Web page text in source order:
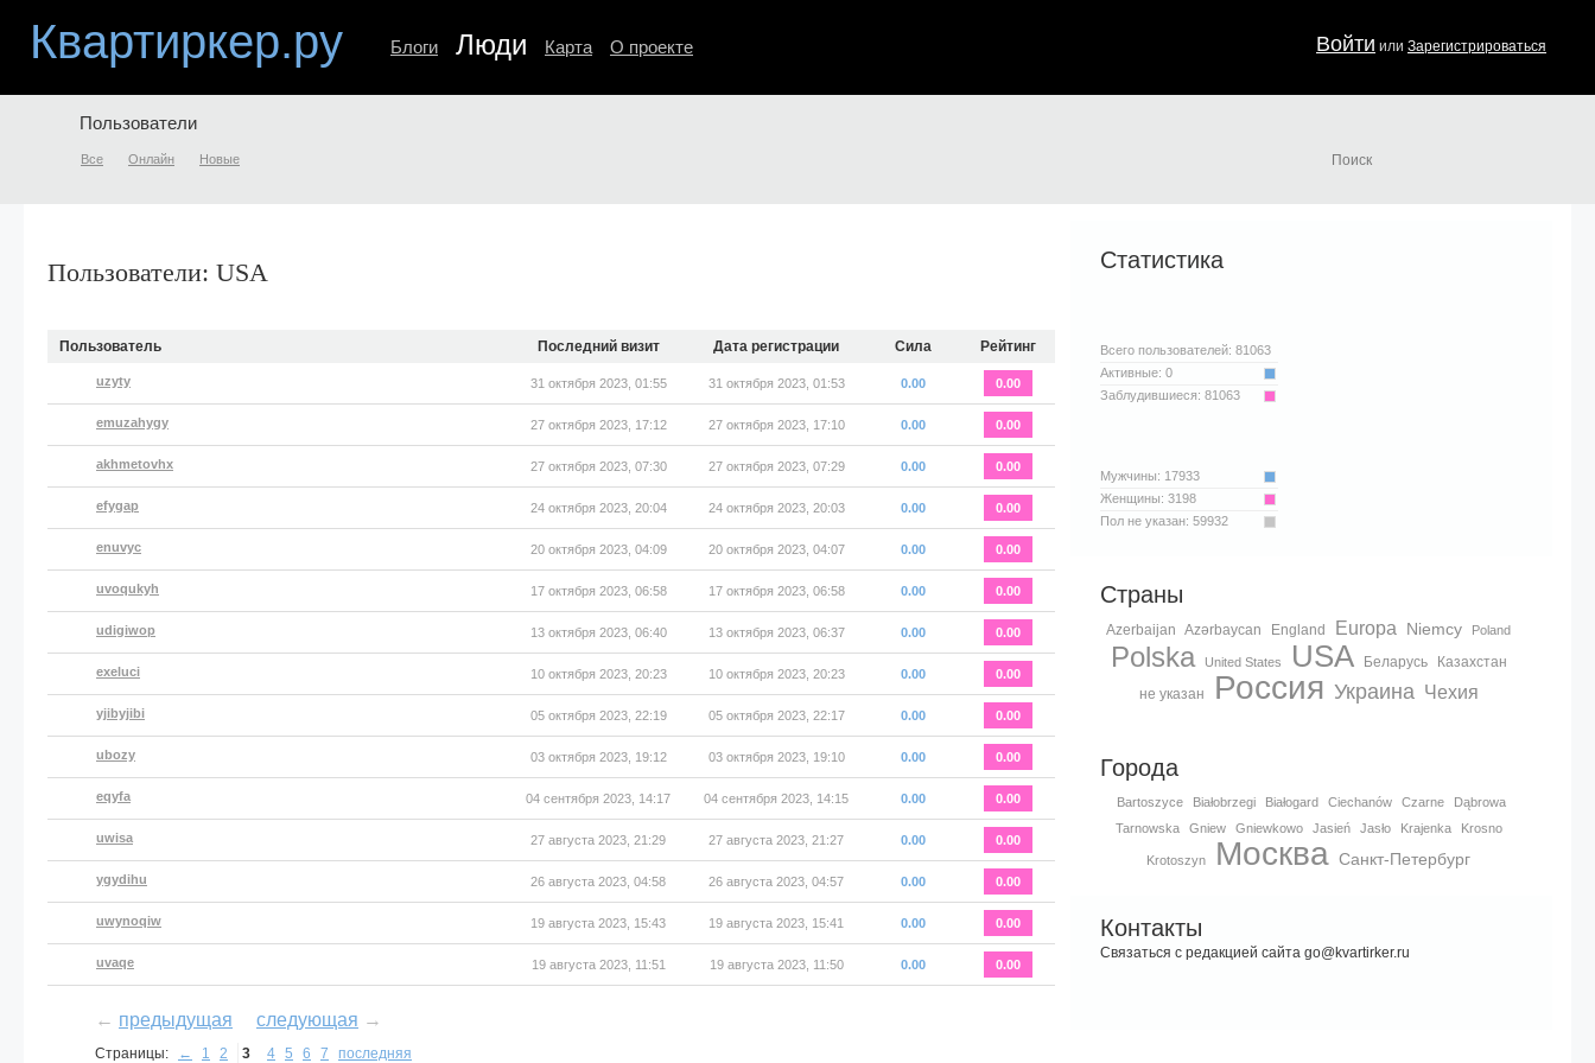
Квартиркер.ру Блоги Люди Карта О проекте Войти или Зарегистрироваться
Пользователи
Все Онлайн Новые
Пользователи: USA
Пользователь Последний визит Дата регистрации Сила Рейтинг
uzyty 31 октября 2023, 01:55 31 октября 2023, 01:53 0.00 0.00
emuzahygy 27 октября 2023, 17:12 27 октября 2023, 17:10 0.00 0.00
akhmetovhx 27 октября 2023, 07:30 27 октября 2023, 07:29 0.00 0.00
efygap 24 октября 2023, 20:04 24 октября 2023, 20:03 0.00 0.00
enuvyc 20 октября 2023, 04:09 20 октября 2023, 04:07 0.00 0.00
uvoqukyh 17 октября 2023, 06:58 17 октября 2023, 06:58 0.00 0.00
udigiwop 13 октября 2023, 06:40 13 октября 2023, 06:37 0.00 0.00
exeluci 10 октября 2023, 20:23 10 октября 2023, 20:23 0.00 0.00
yjibyjibi 05 октября 2023, 22:19 05 октября 2023, 22:17 0.00 0.00
ubozy 03 октября 2023, 19:12 03 октября 2023, 19:10 0.00 0.00
eqyfa 04 сентября 2023, 14:17 04 сентября 2023, 14:15 0.00 0.00
uwisa 27 августа 2023, 21:29 27 августа 2023, 21:27 0.00 0.00
ygydihu 26 августа 2023, 04:58 26 августа 2023, 04:57 0.00 0.00
uwynoqiw 19 августа 2023, 15:43 19 августа 2023, 15:41 0.00 0.00
uvaqe 19 августа 2023, 11:51 19 августа 2023, 11:50 0.00 0.00
← предыдущая следующая →
Страницы: ← 1 2 3 4 5 6 7 последняя
Статистика
Всего пользователей: 81063
Активные:0
Заблудившиеся:81063
Мужчины: 17933
Женщины:3198
Пол не указан:59932
Страны
Azerbaijan Azərbaycan England Europa Niemcy Poland
Polska United States USA Беларусь
Казахстан
не указан
Россия Украина Чехия
Города
Bartoszyce Białobrzegi Białogard Ciechanów Czarne
Dąbrowa
Tarnowska
Gniew Gniewkowo Jasień Jasło Krajenka Krosno
Krotoszyn Москва Санкт-Петербург
Контакты
Связаться с редакцией сайта go@kvartirker.ru